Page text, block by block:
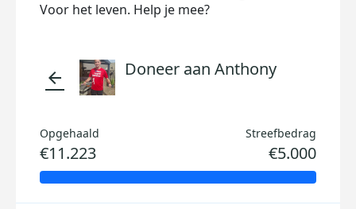
Voor het leven. Help je mee?
arrow_back Doneer aan Anthony
Opgehaald
€11.223
Streefbedrag
€5.000